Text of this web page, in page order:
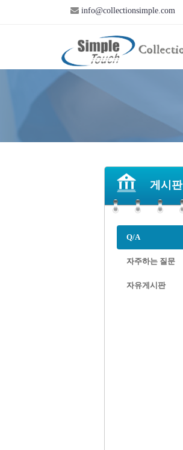
info@collectionsimple.com
게시판
Q/A
자주하는 질문
자유게시판